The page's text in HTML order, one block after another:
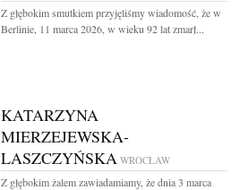
Z głębokim smutkiem przyjęliśmy wiadomość, że w
Berlinie, 11 marca 2026, w wieku 92 lat zmarł...
KATARZYNA
MIERZEJEWSKA-
LASZCZYŃSKA WROCŁAW
Z głębokim żalem zawiadamiamy, że dnia 3 marca